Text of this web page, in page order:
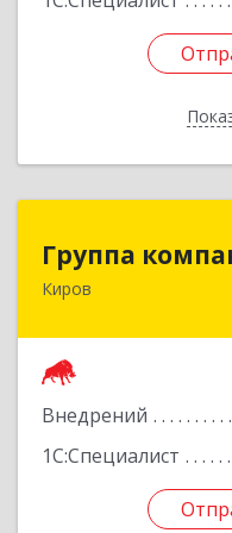
Группа
Киров
Внедрений
1С:Специалист
Группа
610017,